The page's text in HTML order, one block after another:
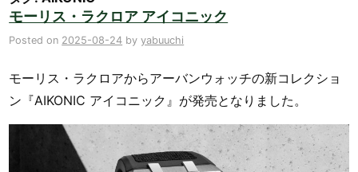
店舗情報
最新情報
ONLINE STORE
モーリス・ラクロア アイコニック
Posted on 2025-08-24 byyabuuchi
モーリス・ラクロアからアーバンウォッチの新コレクショ
ン『AIKONIC アイコニック』が発売となりました。